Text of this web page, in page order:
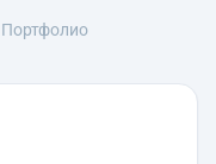
Портфолио